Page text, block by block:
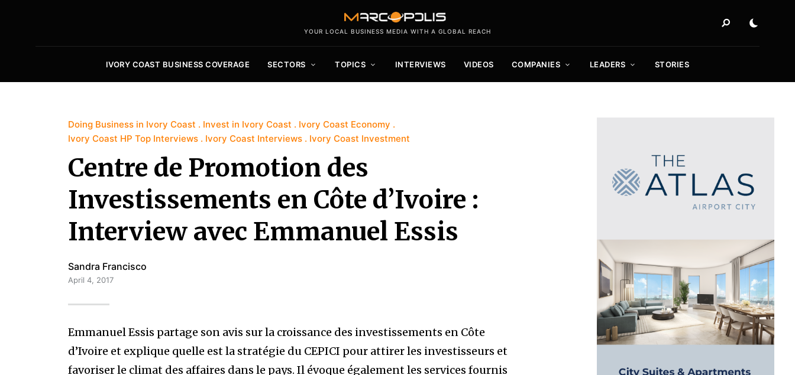
YOUR LOCAL BUSINESS MEDIA WITH A GLOBAL REACH
IVORY COAST BUSINESS COVERAGE SECTORS TOPICS INTERVIEWS VIDEOS COMPANIES LEADERS STORIES
Doing Business in Ivory Coast Invest in Ivory Coast
Ivory Coast Economy
Ivory Coast HP Top Interviews
Ivory Coast Interviews Ivory Coast Investment
Centre de Promotion des
Investissements en Côte d’Ivoire :
Interview avec Emmanuel Essis
Sandra Francisco
April 4, 2017
Emmanuel Essis partage son avis sur la croissance des investissements en Côte
d’Ivoire et explique quelle est la stratégie du CEPICI pour attirer les investisseurs et
favoriser le climat des affaires dans le pays. Il évoque également les services fournis